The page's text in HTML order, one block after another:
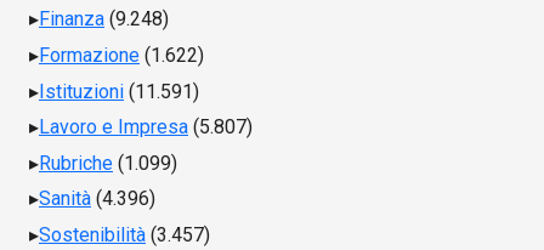
Finanza (9.248)
Formazione (1.622)
Istituzioni (11.591)
Lavoro e Impresa (5.807)
Rubriche (1.099)
Sanità (4.396)
Sostenibilità (3.457)